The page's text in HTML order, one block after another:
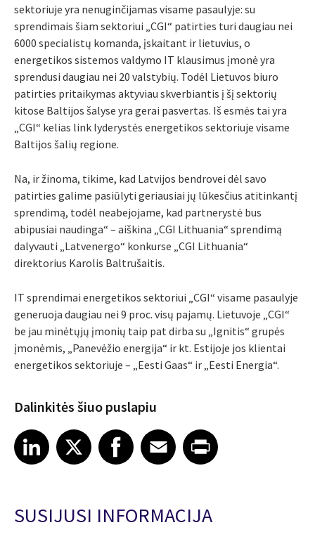
sektoriuje yra nenuginčijamas visame pasaulyje: su
sprendimais šiam sektoriui „CGI“ patirties turi daugiau nei
6000 specialistų komanda, įskaitant ir lietuvius, o
energetikos sistemos valdymo IT klausimus įmonė yra
sprendusi daugiau nei 20 valstybių. Todėl Lietuvos biuro
patirties pritaikymas aktyviau skverbiantis į šį sektorių
kitose Baltijos šalyse yra gerai pasvertas. Iš esmės tai yra
„CGI“ kelias link lyderystės energetikos sektoriuje visame
Baltijos šalių regione.
Na, ir žinoma, tikime, kad Latvijos bendrovei dėl savo
patirties galime pasiūlyti geriausiai jų lūkesčius atitinkantį
sprendimą, todėl neabejojame, kad partnerystė bus
abipusiai naudinga“ – aiškina „CGI Lithuania“ sprendimą
dalyvauti „Latvenergo“ konkurse „CGI Lithuania“
direktorius Karolis Baltrušaitis.
IT sprendimai energetikos sektoriui „CGI“ visame pasaulyje
generuoja daugiau nei 9 proc. visų pajamų. Lietuvoje „CGI“
be jau minėtųjų įmonių taip pat dirba su „Ignitis“ grupės
įmonėmis, „Panevėžio energija“ ir kt. Estijoje jos klientai
energetikos sektoriuje – „Eesti Gaas“ ir „Eesti Energia“.
Dalinkitės šiuo puslapiu
Share article on LinkedIn
LinkedIn
Share article on XShare article on Facebook
Facebook
Share article on Email
EmailShare article on Print
SUSIJUSI INFORMACIJA